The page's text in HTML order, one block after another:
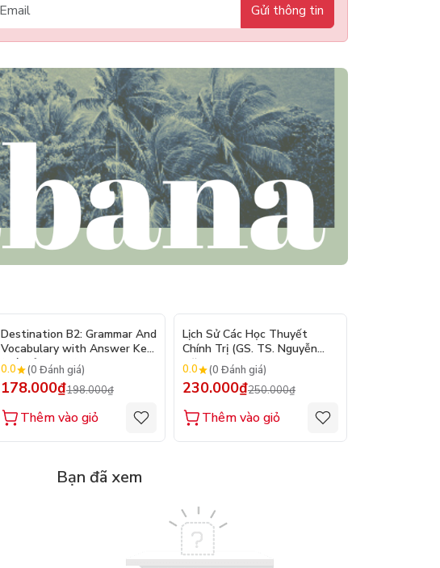
Gửi thông tin
- 10%
Destination B2: Grammar And
Vocabulary with Answer Key
(Tái Bản 2025)
0.0 (0 Đánh giá)
178.000₫198.000₫
Thêm vào giỏ
Lịch Sử Các Học Thuyết
Chính Trị (GS. TS. Nguyễn
Đăng Dung)
0.0 (0 Đánh giá)
230.000₫250.000₫
Thêm vào giỏ
Bạn đã xem